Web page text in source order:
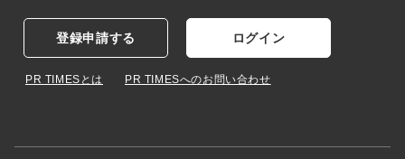
登録申請する ログイン
PR TIMESとは PR TIMESへのお問い合わせ